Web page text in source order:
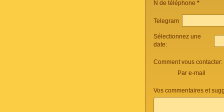
N de téléphone *
Telegram
Sélectionnez une
date:
Comment vous contacter:
Par e-mail
Vos commentaires et